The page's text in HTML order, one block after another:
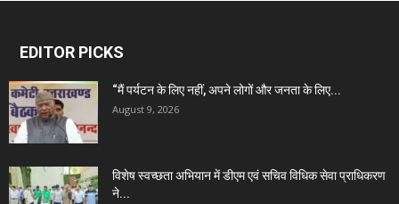
EDITOR PICKS
“मैं पर्यटन के लिए नहीं, अपने लोगों और जनता के लिए...
August 9, 2026
विशेष स्वच्छता अभियान में डीएम एवं सचिव विधिक सेवा प्राधिकरण
ने...